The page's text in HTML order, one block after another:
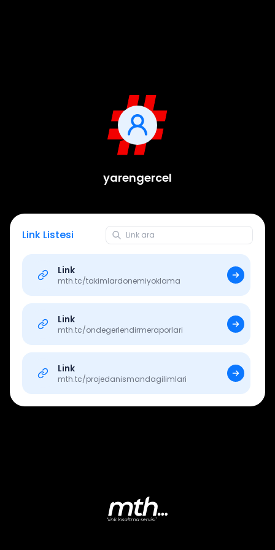
yarengercel
Link Listesi
Link
mth.tc/takimlardonemiyoklama
Link
mth.tc/ondegerlendirmeraporlari
Link
mth.tc/projedanismandagilimlari